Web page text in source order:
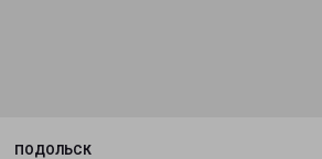
ПОДОЛЬСК